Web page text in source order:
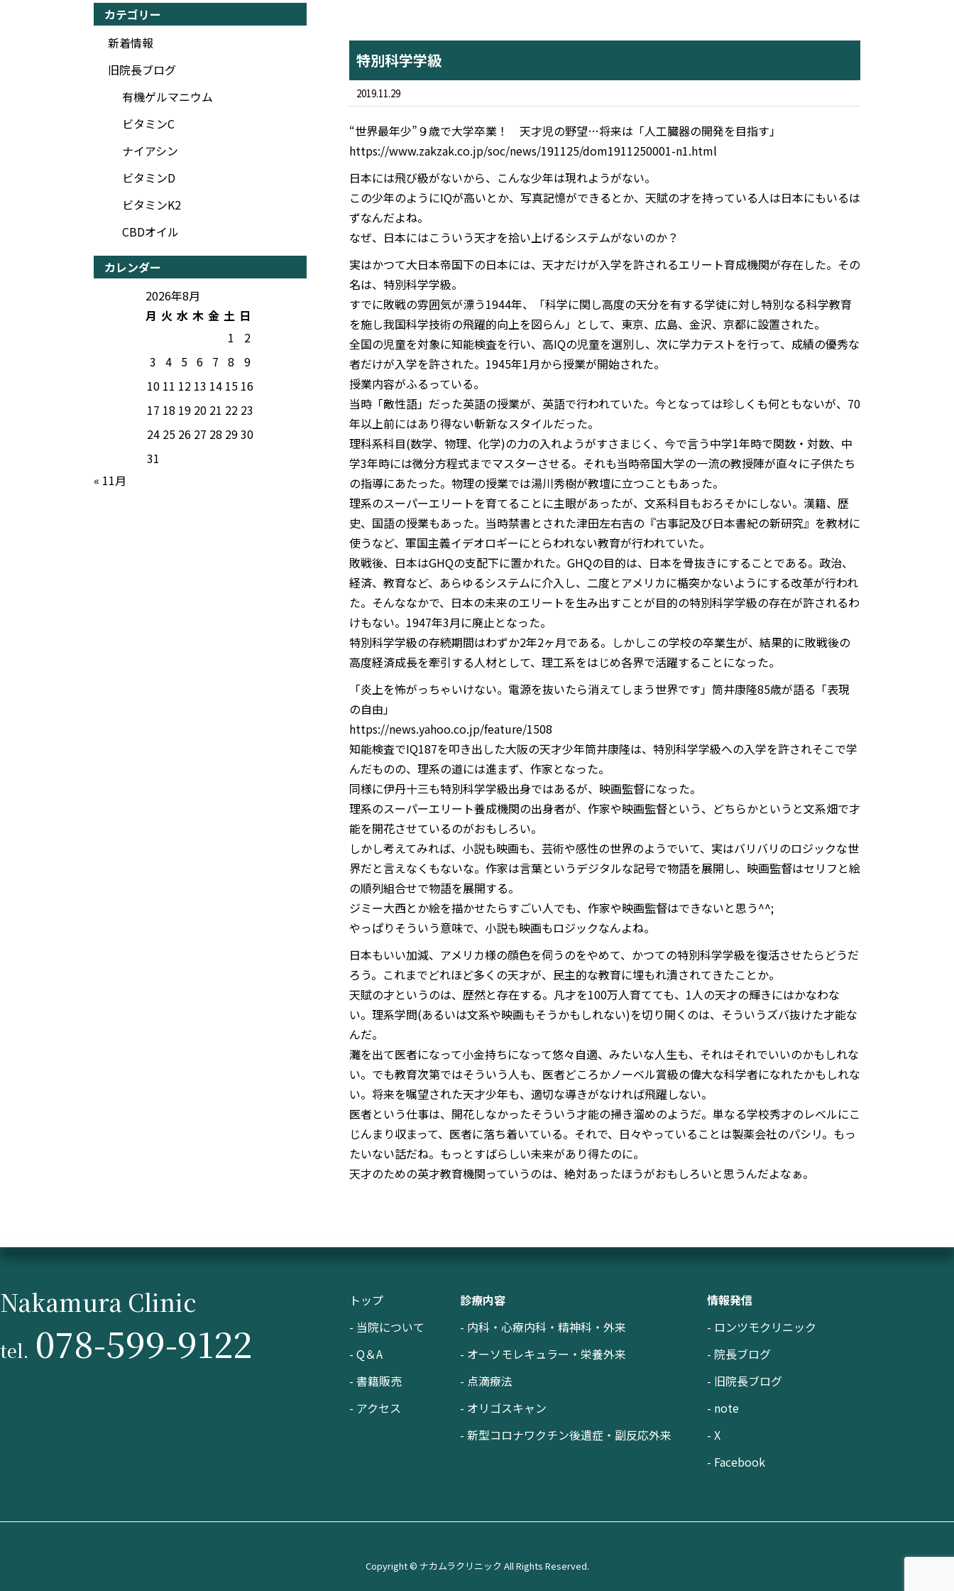
特別科学学級
2019.11.29
“世界最年少”９歳で大学卒業！ 天才児の野望…将来は「人工臓器の開発を目指す」
https://www.zakzak.co.jp/soc/news/191125/dom1911250001-n1.html
日本には飛び級がないから、こんな少年は現れようがない。
この少年のようにIQが高いとか、写真記憶ができるとか、天賦の才を持っている人は日本にもいるは
ずなんだよね。
なぜ、日本にはこういう天才を拾い上げるシステムがないのか？
実はかつて大日本帝国下の日本には、天才だけが入学を許されるエリート育成機関が存在した。その
名は、特別科学学級。
すでに敗戦の雰囲気が漂う1944年、「科学に関し高度の天分を有する学徒に対し特別なる科学教育
を施し我国科学技術の飛躍的向上を図らん」として、東京、広島、金沢、京都に設置された。
全国の児童を対象に知能検査を行い、高IQの児童を選別し、次に学力テストを行って、成績の優秀な
者だけが入学を許された。1945年1月から授業が開始された。
授業内容がふるっている。
当時「敵性語」だった英語の授業が、英語で行われていた。今となっては珍しくも何ともないが、70
年以上前にはあり得ない斬新なスタイルだった。
理科系科目(数学、物理、化学)の力の入れようがすさまじく、今で言う中学1年時で関数・対数、中
学3年時には微分方程式までマスターさせる。それも当時帝国大学の一流の教授陣が直々に子供たち
の指導にあたった。物理の授業では湯川秀樹が教壇に立つこともあった。
理系のスーパーエリートを育てることに主眼があったが、文系科目もおろそかにしない。漢籍、歴
史、国語の授業もあった。当時禁書とされた津田左右吉の『古事記及び日本書紀の新研究』を教材に
使うなど、軍国主義イデオロギーにとらわれない教育が行われていた。
敗戦後、日本はGHQの支配下に置かれた。GHQの目的は、日本を骨抜きにすることである。政治、
経済、教育など、あらゆるシステムに介入し、二度とアメリカに楯突かないようにする改革が行われ
た。そんななかで、日本の未来のエリートを生み出すことが目的の特別科学学級の存在が許されるわ
けもない。1947年3月に廃止となった。
特別科学学級の存続期間はわずか2年2ヶ月である。しかしこの学校の卒業生が、結果的に敗戦後の
高度経済成長を牽引する人材として、理工系をはじめ各界で活躍することになった。
「炎上を怖がっちゃいけない。電源を抜いたら消えてしまう世界です」――筒井康隆85歳が語る「表現
の自由」
https://news.yahoo.co.jp/feature/1508
知能検査でIQ187を叩き出した大阪の天才少年筒井康隆は、特別科学学級への入学を許されそこで学
んだものの、理系の道には進まず、作家となった。
同様に伊丹十三も特別科学学級出身ではあるが、映画監督になった。
理系のスーパーエリート養成機関の出身者が、作家や映画監督という、どちらかというと文系畑で才
能を開花させているのがおもしろい。
しかし考えてみれば、小説も映画も、芸術や感性の世界のようでいて、実はバリバリのロジックな世
界だと言えなくもないな。作家は言葉というデジタルな記号で物語を展開し、映画監督はセリフと絵
の順列組合せで物語を展開する。
ジミー大西とか絵を描かせたらすごい人でも、作家や映画監督はできないと思う^^;
やっぱりそういう意味で、小説も映画もロジックなんよね。
日本もいい加減、アメリカ様の顔色を伺うのをやめて、かつての特別科学学級を復活させたらどうだ
ろう。これまでどれほど多くの天才が、民主的な教育に埋もれ潰されてきたことか。
天賦の才というのは、歴然と存在する。凡才を100万人育てても、1人の天才の輝きにはかなわな
い。理系学問(あるいは文系や映画もそうかもしれない)を切り開くのは、そういうズバ抜けた才能な
んだ。
灘を出て医者になって小金持ちになって悠々自適、みたいな人生も、それはそれでいいのかもしれな
い。でも教育次第ではそういう人も、医者どころかノーベル賞級の偉大な科学者になれたかもしれな
い。将来を嘱望された天才少年も、適切な導きがなければ飛躍しない。
医者という仕事は、開花しなかったそういう才能の掃き溜めのようだ。単なる学校秀才のレベルにこ
じんまり収まって、医者に落ち着いている。それで、日々やっていることは製薬会社のパシリ。もっ
たいない話だね。もっとすばらしい未来があり得たのに。
天才のための英才教育機関っていうのは、絶対あったほうがおもしろいと思うんだよなぁ。
カテゴリー
新着情報
旧院長ブログ
有機ゲルマニウム
ビタミンC
ナイアシン
ビタミンD
ビタミンK2
CBDオイル
カレンダー
2026年8月
月 火 水 木 金 土 日
1
2
3 4 5 6 7 8
9
10 11 12 13 14 15 16
17 18 19 20 21 22 23
24 25 26 27 28 2930
31
« 11月
Nakamura Clinic
tel. 078-599-9122
トップ
- 当院について
- Q＆A
- 書籍販売
- アクセス
診療内容
- 内科・心療内科・精神科・外来
- オーソモレキュラー・栄養外来
- 点滴療法
- オリゴスキャン
- 新型コロナワクチン後遺症・副反応外来
情報発信
- ロンツモクリニック
- 院長ブログ
- 旧院長ブログ
- note
- X
- Facebook
Copyright © ナカムラクリニック All Rights Reserved.